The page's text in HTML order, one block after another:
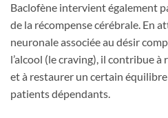
Baclofène intervient également
de la récompense cérébrale. En
neuronale associée au désir
l’alcool (le craving), il contribue à
et à restaurer un certain
patients dépendants.